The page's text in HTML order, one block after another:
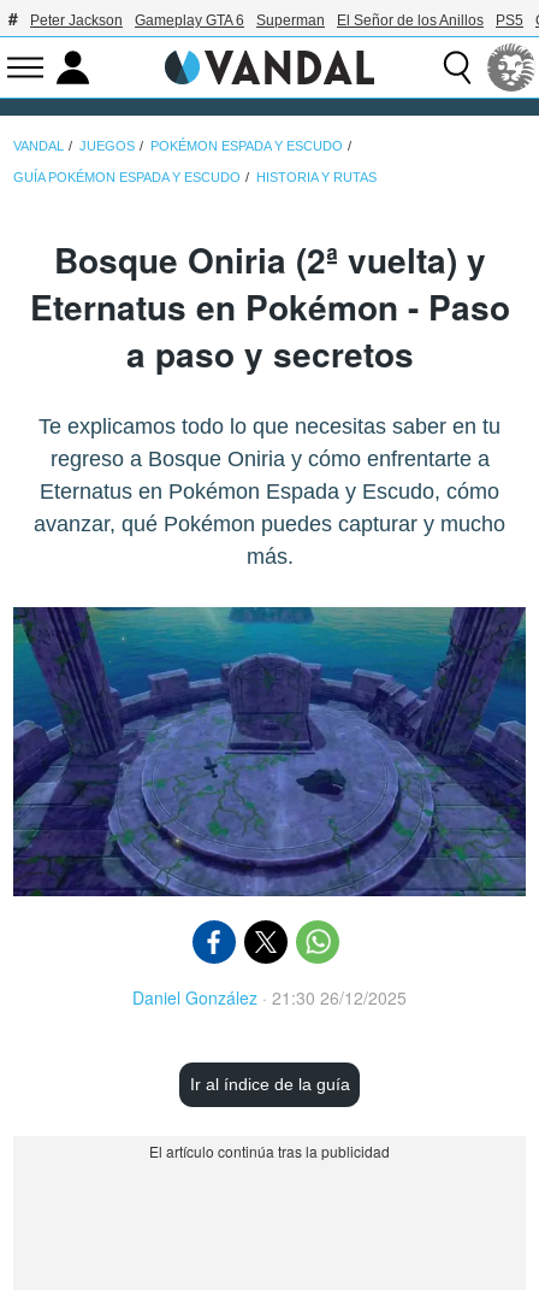
Peter Jackson Gameplay GTA 6 Superman El Señor de los Anillos PS5
VANDAL JUEGOS POKÉMON ESPADA Y ESCUDO
GUÍA POKÉMON ESPADA Y ESCUDO HISTORIA Y RUTAS
Bosque Oniria (2ª vuelta) y
Eternatus en Pokémon - Paso
a paso y secretos
Te explicamos todo lo que necesitas saber en tu
regreso a Bosque Oniria y cómo enfrentarte a
Eternatus en Pokémon Espada y Escudo, cómo
avanzar, qué Pokémon puedes capturar y mucho
más.
Daniel González · 21:30 26/12/2025
Ir al índice de la guía